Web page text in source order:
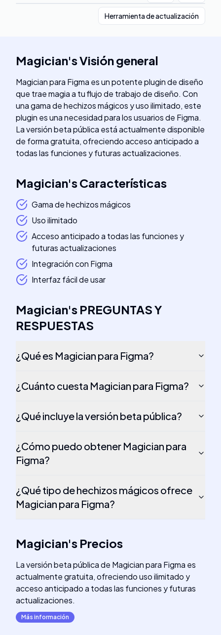
Herramienta de actualización
Magician'sVisión general
Magician para Figma es un potente plugin de diseño
que trae magia a tu flujo de trabajo de diseño. Con
una gama de hechizos mágicos y uso ilimitado, este
plugin es una necesidad para los usuarios de Figma.
La versión beta pública está actualmente disponible
de forma gratuita, ofreciendo acceso anticipado a
todas las funciones y futuras actualizaciones.
Magician'sCaracterísticas
Gama de hechizos mágicos
Uso ilimitado
Acceso anticipado a todas las funciones y
futuras actualizaciones
Integración con Figma
Interfaz fácil de usar
Magician's PREGUNTAS Y
RESPUESTAS
¿Qué es Magician para Figma?
¿Cuánto cuesta Magician para Figma?
¿Qué incluye la versión beta pública?
¿Cómo puedo obtener Magician para
Figma?
¿Qué tipo de hechizos mágicos ofrece
Magician para Figma?
Magician's Precios
La versión beta pública de Magician para Figma es
actualmente gratuita, ofreciendo uso ilimitado y
acceso anticipado a todas las funciones y futuras
actualizaciones.
Más información